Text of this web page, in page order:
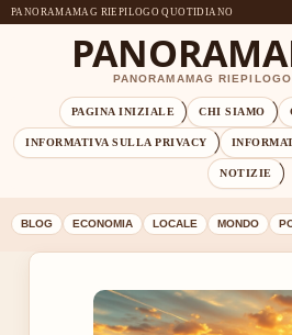
PANORAMAMAG RIEPILOGO QUOTIDIANO
PANORAMAMAG
PAGINA INIZIALE CHI SIAMO
INFORMATIVA SULLA PRIVACY
NOTIZIE
BLOG ECONOMIA LOCALE MONDO